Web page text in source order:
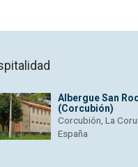
Albergue San
(Corcubión)
Corcubión, La
España